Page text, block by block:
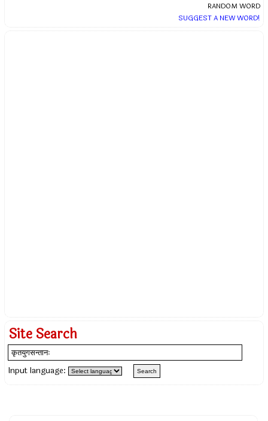
RANDOM WORD
SUGGEST A NEW WORD!
Site Search
Input language: